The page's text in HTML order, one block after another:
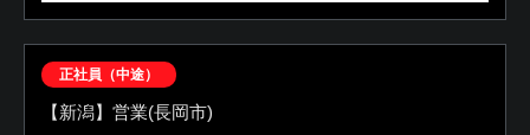
正社員（中途）
【新潟】営業(長岡市)